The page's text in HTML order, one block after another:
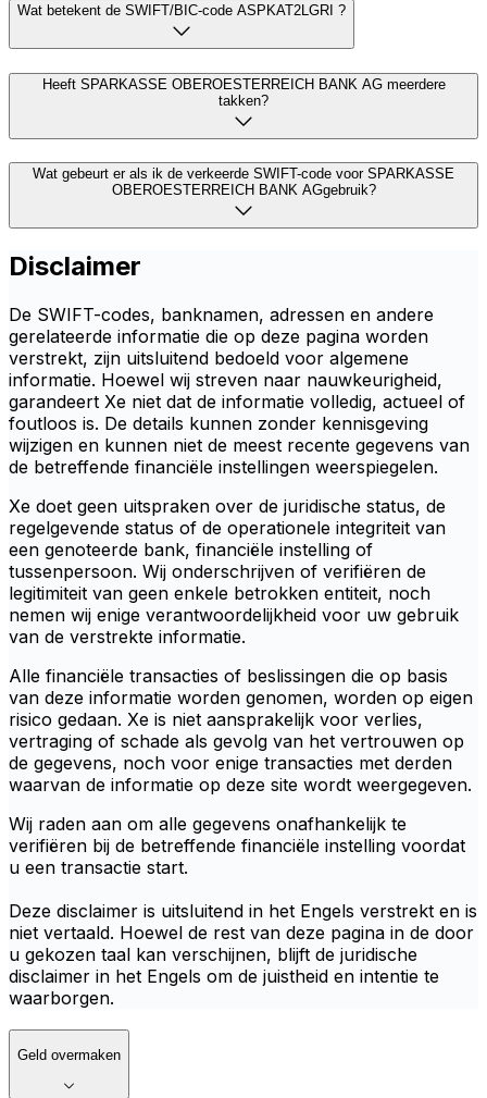
Wat betekent de SWIFT/BIC-code ASPKAT2LGRI ?
Heeft SPARKASSE OBEROESTERREICH BANK AG meerdere
takken?
Wat gebeurt er als ik de verkeerde SWIFT-code voor SPARKASSE
OBEROESTERREICH BANK AGgebruik?
Disclaimer
De SWIFT-codes, banknamen, adressen en andere
gerelateerde informatie die op deze pagina worden
verstrekt, zijn uitsluitend bedoeld voor algemene
informatie. Hoewel wij streven naar nauwkeurigheid,
garandeert Xe niet dat de informatie volledig, actueel of
foutloos is. De details kunnen zonder kennisgeving
wijzigen en kunnen niet de meest recente gegevens van
de betreffende financiële instellingen weerspiegelen.
Xe doet geen uitspraken over de juridische status, de
regelgevende status of de operationele integriteit van
een genoteerde bank, financiële instelling of
tussenpersoon. Wij onderschrijven of verifiëren de
legitimiteit van geen enkele betrokken entiteit, noch
nemen wij enige verantwoordelijkheid voor uw gebruik
van de verstrekte informatie.
Alle financiële transacties of beslissingen die op basis
van deze informatie worden genomen, worden op eigen
risico gedaan. Xe is niet aansprakelijk voor verlies,
vertraging of schade als gevolg van het vertrouwen op
de gegevens, noch voor enige transacties met derden
waarvan de informatie op deze site wordt weergegeven.
Wij raden aan om alle gegevens onafhankelijk te
verifiëren bij de betreffende financiële instelling voordat
u een transactie start.
Deze disclaimer is uitsluitend in het Engels verstrekt en is
niet vertaald. Hoewel de rest van deze pagina in de door
u gekozen taal kan verschijnen, blijft de juridische
disclaimer in het Engels om de juistheid en intentie te
waarborgen.
Geld overmaken